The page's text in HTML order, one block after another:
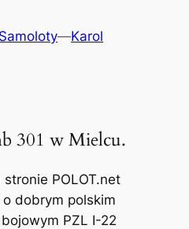
Samoloty—Karol
301 w Mielcu.
POLOT.net
dobrym polskim
PZL I-22